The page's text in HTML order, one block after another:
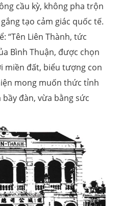
cầu kỳ, không pha trộn
tạo cảm giác quốc tế.
“Tên Liên Thành, tức
Bình Thuận, được chọn
miền đất, biểu tượng con
mong muốn thức tỉnh
đàn, vừa bằng sức